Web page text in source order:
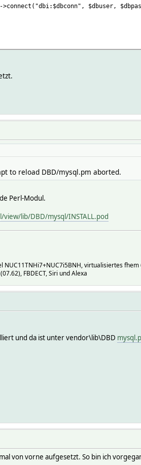
$dbuser,
to reload DBD/mysql.pm aborted.
Perl-Modul.
lib/DBD/mysql/INSTALL.pod
virtualisiertes
FBDECT, Siri und Alexa
und da ist unter vendor\lib\DBD
von vorne aufgesetzt. So bin ich